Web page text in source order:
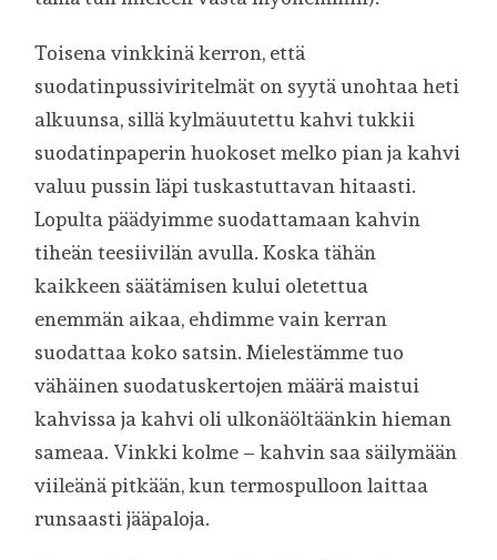
Toisena vinkkinä kerron, että
suodatinpussiviritelmät on syytä unohtaa heti
alkuunsa, sillä kylmäuutettu kahvi tukkii
suodatinpaperin huokoset melko pian ja kahvi
valuu pussin läpi tuskastuttavan hitaasti.
Lopulta päädyimme suodattamaan kahvin
tiheän teesiivilän avulla. Koska tähän
kaikkeen säätämisen kului oletettua
enemmän aikaa, ehdimme vain kerran
suodattaa koko satsin. Mielestämme tuo
vähäinen suodatuskertojen määrä maistui
kahvissa ja kahvi oli ulkonäöltäänkin hieman
sameaa. Vinkki kolme – kahvin saa säilymään
viileänä pitkään, kun termospulloon laittaa
runsaasti jääpaloja.